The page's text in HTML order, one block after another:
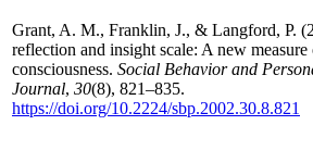
Grant, A. M., Franklin, J., & Langford, P.
reflection and insight scale: A new
consciousness. Social Behavior and
Journal, 30(8), 821–835.
https://doi.org/10.2224/sbp.2002.30.8.821